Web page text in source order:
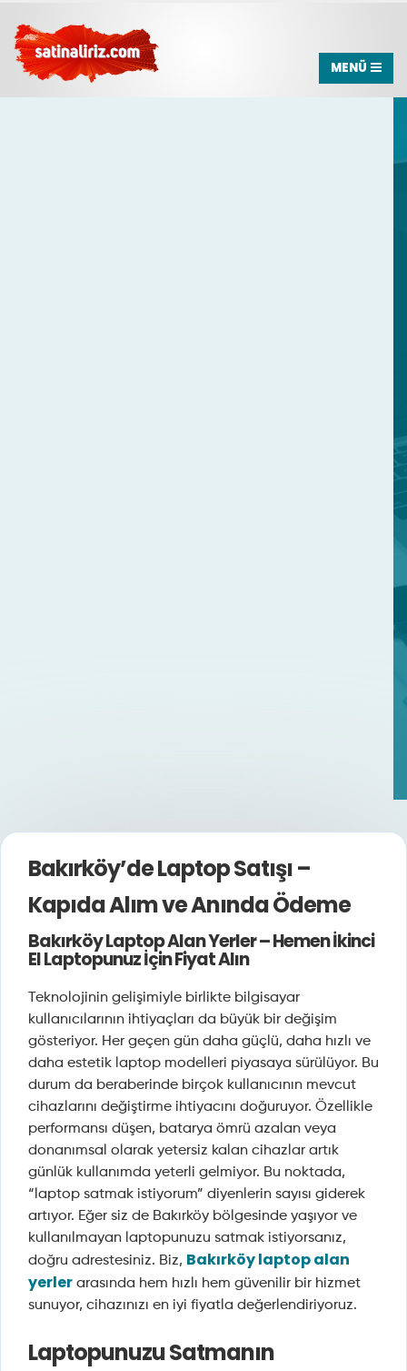
Bakırköy’de Laptop Satışı –
Kapıda Alım ve Anında Ödeme
Bakırköy Laptop Alan Yerler – Hemen İkinci
El Laptopunuz İçin Fiyat Alın
Teknolojinin gelişimiyle birlikte bilgisayar
kullanıcılarının ihtiyaçları da büyük bir değişim
gösteriyor. Her geçen gün daha güçlü, daha hızlı ve
daha estetik laptop modelleri piyasaya sürülüyor. Bu
durum da beraberinde birçok kullanıcının mevcut
cihazlarını değiştirme ihtiyacını doğuruyor. Özellikle
performansı düşen, batarya ömrü azalan veya
donanımsal olarak yetersiz kalan cihazlar artık
günlük kullanımda yeterli gelmiyor. Bu noktada,
“laptop satmak istiyorum” diyenlerin sayısı giderek
artıyor. Eğer siz de Bakırköy bölgesinde yaşıyor ve
kullanılmayan laptopunuzu satmak istiyorsanız,
doğru adrestesiniz. Biz, Bakırköy laptop alan
yerler arasında hem hızlı hem güvenilir bir hizmet
sunuyor, cihazınızı en iyi fiyatla değerlendiriyoruz.
Laptopunuzu Satmanın